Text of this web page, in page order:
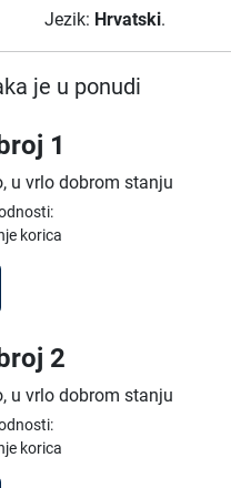
Jezik: Hrvatski.
je u ponudi
1
u vrlo dobrom stanju
korica
2
u vrlo dobrom stanju
korica